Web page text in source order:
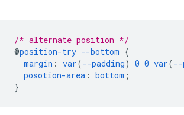
/* alternate position */
@position-try --bottom {
margin : var(--padding) 0 0 var(--
posotion-area : bottom ;
}